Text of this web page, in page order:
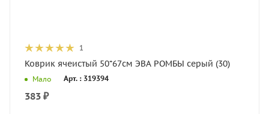
1
Коврик ячеистый 50*67см ЭВА РОМБЫ серый (30)
Мало Арт. : 319394
383 ₽